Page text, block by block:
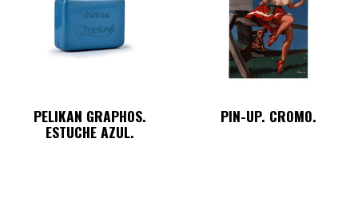
PELIKAN GRAPHOS.
ESTUCHE AZUL.
PIN-UP. CROMO.